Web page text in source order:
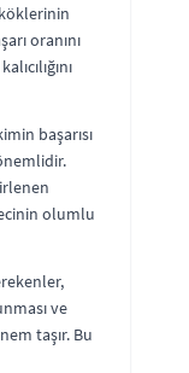
oranını
başarısı
olumlu
ve
taşır. Bu